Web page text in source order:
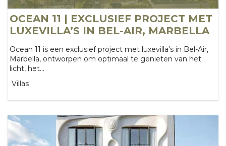
OCEAN 11 | EXCLUSIEF PROJECT MET
LUXEVILLA’S IN BEL-AIR, MARBELLA
Ocean 11 is een exclusief project met luxevilla’s in Bel-Air,
Marbella, ontworpen om optimaal te genieten van het
licht, het...
Villas